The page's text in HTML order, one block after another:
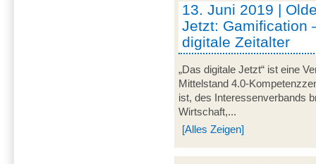
13. Juni 2019 |
Jetzt: Gamification
digitale Zeitalter
„Das digitale Jetzt“ ist eine
Mittelstand 4.0-
ist, des Interessenverbands
Wirtschaft,...
[Alles Zeigen]